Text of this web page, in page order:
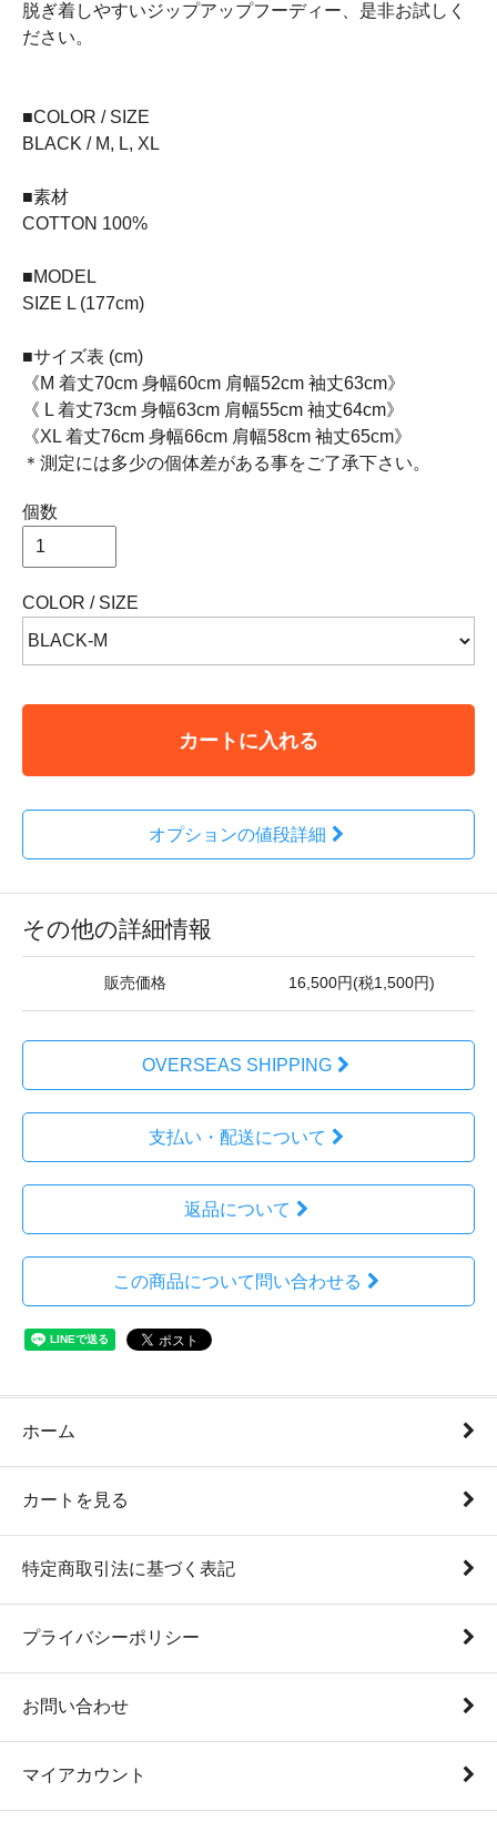
脱ぎ着しやすいジップアップフーディー、是非お試しく
ださい。
■COLOR / SIZE
BLACK / M, L, XL
■素材
COTTON 100%
■MODEL
SIZE L (177cm)
■サイズ表 (cm)
《M 着丈70cm 身幅60cm 肩幅52cm 袖丈63cm》
《 L 着丈73cm 身幅63cm 肩幅55cm 袖丈64cm》
《XL 着丈76cm 身幅66cm 肩幅58cm 袖丈65cm》
＊測定には多少の個体差がある事をご了承下さい。
個数
COLOR / SIZE
カートに入れる
オプションの値段詳細
その他の詳細情報
販売価格 16,500円(税1,500円)
OVERSEAS SHIPPING
支払い・配送について
返品について
この商品について問い合わせる
ホーム
カートを見る
特定商取引法に基づく表記
プライバシーポリシー
お問い合わせ
マイアカウント